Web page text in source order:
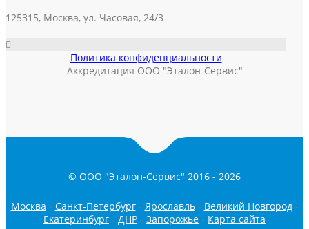
125315, Москва, ул. Часовая, 24/3
Политика конфиденциальности
Аккредитация ООО "Эталон-Сервис"
© ООО "Эталон-Сервис" 2016 - 2026
Москва - Санкт-Петербург- Ярославль- Великий Новгород-
Екатеринбург - ДНР - Запорожье - Карта сайта